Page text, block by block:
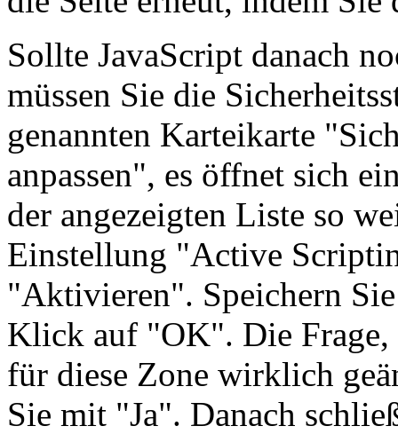
Sollte JavaScript danach
müssen Sie die
genannten Karteikarte
anpassen", es öffnet sich
der angezeigten Liste so
Einstellung "Active
"Aktivieren". Speichern
Klick auf "OK". Die Frage,
für diese Zone wirklich
Sie mit "Ja". Danach